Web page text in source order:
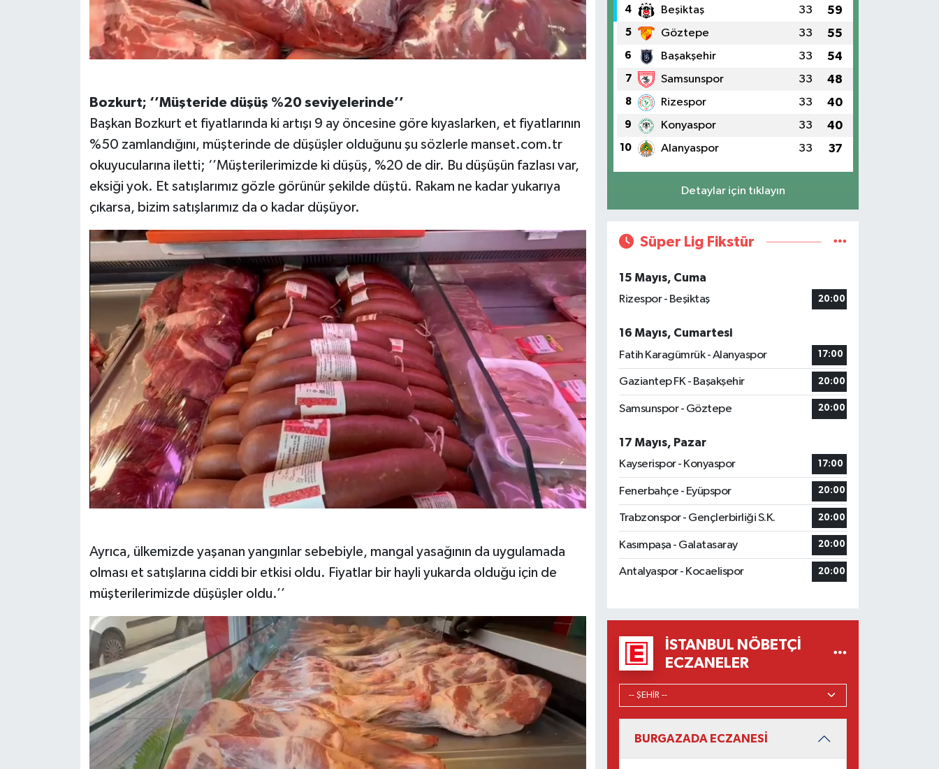
Bozkurt; ‘’Müşteride düşüş %20 seviyelerinde’’
Başkan Bozkurt et fiyatlarında ki artışı 9 ay öncesine göre kıyaslarken, et fiyatlarının
%50 zamlandığını, müşterinde de düşüşler olduğunu şu sözlerle manset.com.tr
okuyucularına iletti; ‘’Müşterilerimizde ki düşüş, %20 de dir. Bu düşüşün fazlası var,
eksiği yok. Et satışlarımız gözle görünür şekilde düştü. Rakam ne kadar yukarıya
çıkarsa, bizim satışlarımız da o kadar düşüyor.
Ayrıca, ülkemizde yaşanan yangınlar sebebiyle, mangal yasağının da uygulamada
olması et satışlarına ciddi bir etkisi oldu. Fiyatlar bir hayli yukarda olduğu için de
müşterilerimizde düşüşler oldu.’’
4 Beşiktaş 33 59
5 Göztepe 33 55
6 Başakşehir 33 54
7 Samsunspor 33 48
8 Rizespor 33 40
9 Konyaspor 33 40
10 Alanyaspor 33 37
Detaylar için tıklayın
Süper Lig Fikstür
15 Mayıs, Cuma
Rizespor - Beşiktaş
20:00
16 Mayıs, Cumartesi
Fatih Karagümrük - Alanyaspor
17:00
Gaziantep FK - Başakşehir 20:00
Samsunspor - Göztepe 20:00
17 Mayıs, Pazar
Kayserispor - Konyaspor
17:00
Fenerbahçe - Eyüpspor 20:00
Trabzonspor - Gençlerbirliği S.K. 20:00
Kasımpaşa - Galatasaray 20:00
Antalyaspor - Kocaelispor 20:00
İSTANBUL NÖBETÇI
ECZANELER
BURGAZADA ECZANESİ